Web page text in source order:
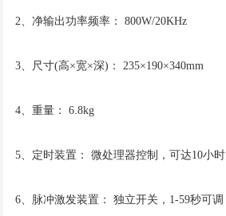
2、净输出功率频率： 800W/20KHz
3、尺寸(高×宽×深)： 235×190×340mm
4、重量： 6.8kg
5、定时装置： 微处理器控制，可达10小时
6、脉冲激发装置： 独立开关，1-59秒可调